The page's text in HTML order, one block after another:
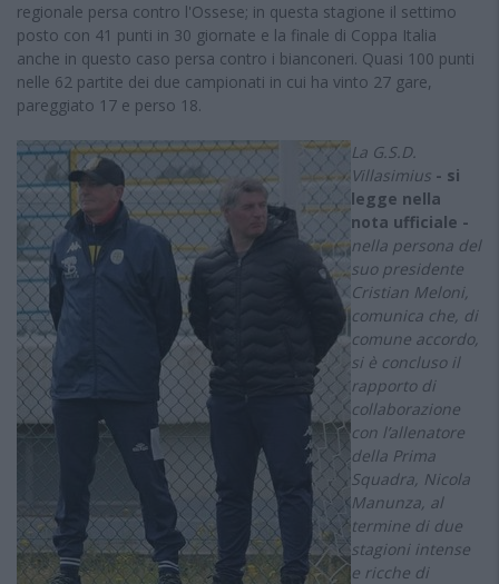
regionale persa contro l'Ossese; in questa stagione il settimo
posto con 41 punti in 30 giornate e la finale di Coppa Italia
anche in questo caso persa contro i bianconeri. Quasi 100 punti
nelle 62 partite dei due campionati in cui ha vinto 27 gare,
pareggiato 17 e perso 18.
La G.S.D.
Villasimius - si
legge nella
nota ufficiale -
nella persona del
suo presidente
Cristian Meloni,
comunica che, di
comune accordo,
si è concluso il
rapporto di
collaborazione
con l’allenatore
della Prima
Squadra, Nicola
Manunza, al
termine di due
stagioni intense
e ricche di